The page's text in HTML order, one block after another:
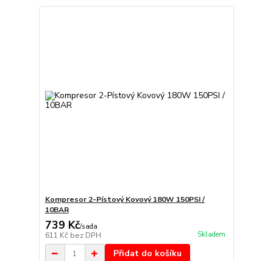
Kompresor 2-Pístový Kovový 180W 150PSI /
10BAR
739 Kč/sada
611 Kč bez DPH Skladem
Přidat do košíku